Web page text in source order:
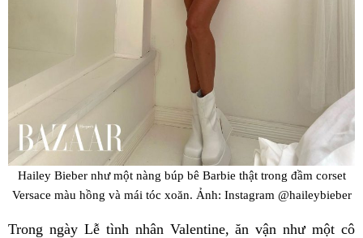
Hailey Bieber như một nàng búp bê Barbie thật trong đầm corset
Versace màu hồng và mái tóc xoăn. Ảnh: Instagram @haileybieber
Trong ngày Lễ tình nhân Valentine, ăn vận như một cô